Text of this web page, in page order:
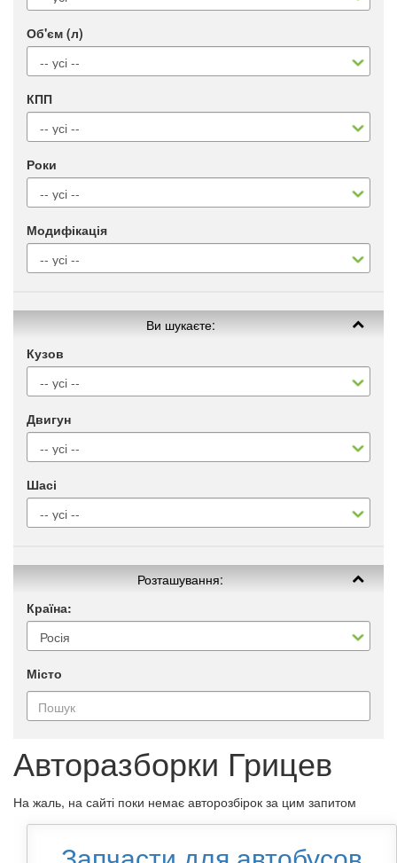
Об'єм (л)
КПП
Роки
Модифікація
Ви шукаєте:
Кузов
Двигун
Шасі
Розташування:
Країна:
Місто
Авторазборки Грицев
На жаль, на сайті поки немає авторозбірок за цим запитом